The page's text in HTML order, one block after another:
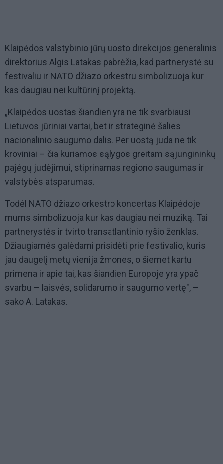
Klaipėdos valstybinio jūrų uosto direkcijos generalinis
direktorius Algis Latakas pabrėžia, kad partnerystė su
festivaliu ir NATO džiazo orkestru simbolizuoja kur
kas daugiau nei kultūrinį projektą.
„Klaipėdos uostas šiandien yra ne tik svarbiausi
Lietuvos jūriniai vartai, bet ir strateginė šalies
nacionalinio saugumo dalis. Per uostą juda ne tik
kroviniai – čia kuriamos sąlygos greitam sąjungininkų
pajėgų judėjimui, stiprinamas regiono saugumas ir
valstybės atsparumas.
Todėl NATO džiazo orkestro koncertas Klaipėdoje
mums simbolizuoja kur kas daugiau nei muziką. Tai
partnerystės ir tvirto transatlantinio ryšio ženklas.
Džiaugiamės galėdami prisidėti prie festivalio, kuris
jau daugelį metų vienija žmones, o šiemet kartu
primena ir apie tai, kas šiandien Europoje yra ypač
svarbu – laisvės, solidarumo ir saugumo vertę", –
sako A. Latakas.